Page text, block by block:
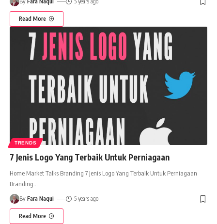
Read More
TRENDS
7 Jenis Logo Yang Terbaik Untuk Perniagaan
Home Market Talks Branding 7 Jenis Logo Yang Terbaik Untuk Perniagaan
Branding…
By Fara Naqui 5 years ago
Read More